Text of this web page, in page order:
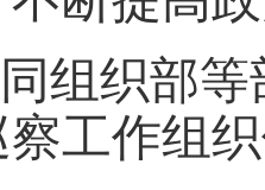
同组织部
工作组